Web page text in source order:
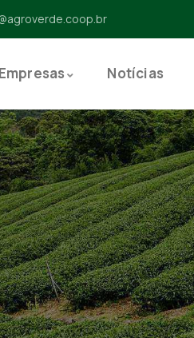
Empresas Notícias